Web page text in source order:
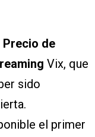
Precio de
Vix, que
sido
el primer